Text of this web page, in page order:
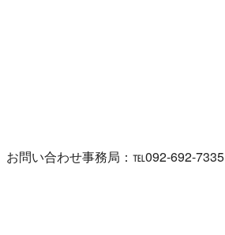
お問い合わせ事務局：℡092-692-7335